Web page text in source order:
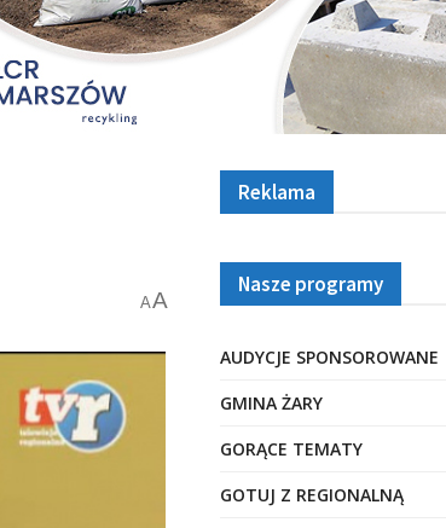
AA
Reklama
Nasze programy
AUDYCJE SPONSOROWANE
GMINA ŻARY
GORĄCE TEMATY
GOTUJ Z REGIONALNĄ